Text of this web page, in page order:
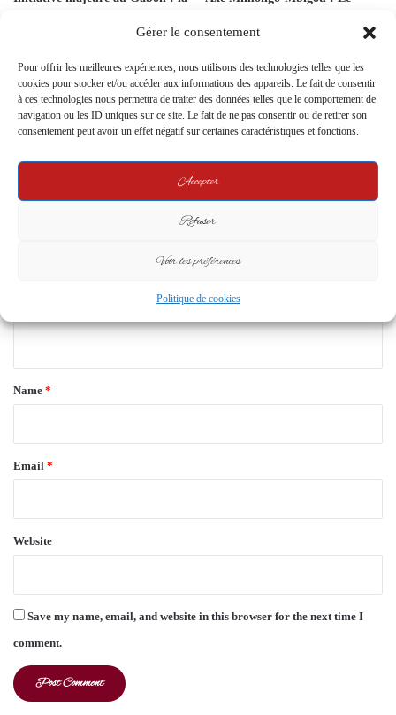
Gérer le consentement
Pour offrir les meilleures expériences, nous utilisons des technologies telles que les
cookies pour stocker et/ou accéder aux informations des appareils. Le fait de consentir
à ces technologies nous permettra de traiter des données telles que le comportement de
navigation ou les ID uniques sur ce site. Le fait de ne pas consentir ou de retirer son
consentement peut avoir un effet négatif sur certaines caractéristiques et fonctions.
Accepter
Refuser
Voir les préférences
Politique de cookies
Nguema soutient la maternité
5 May 2024
intolérable
Leave a Reply
Your email address will not be published.
C
n
*
Name *
Email *
Website
Save my name, email, and website in this browser for the next time I
comment.